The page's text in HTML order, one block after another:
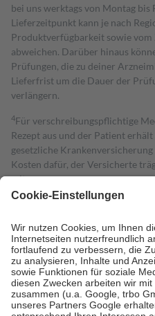
bei uns werktags von Montag bis
Lieferzeitpunkt kann je nach
Produktverfügbarkeit sowie
abweichen. Darüber hinaus
Prüfungen, die zu deiner
Lieferfrist um die Dauer der
verlängern.
4Für verschreibungspflichtige
Rezept aus und der Patient
gesetzliche
Kosten dafür, der Versicherte
mit.
Grundsätzlich leisten Mitglieder
höchstens zehn Euro.
Es sind
Kosten der Leistung zu
Diese Regeln gelten
Bei Heilmitteln und häuslicher
Zuzahlung zehn Prozent der
Verordnung.
Um das Engagement der